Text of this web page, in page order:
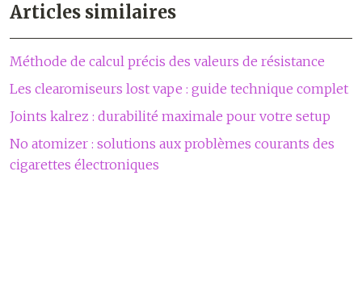
Articles similaires
Méthode de calcul précis des valeurs de résistance
Les clearomiseurs lost vape : guide technique complet
Joints kalrez : durabilité maximale pour votre setup
No atomizer : solutions aux problèmes courants des
cigarettes électroniques